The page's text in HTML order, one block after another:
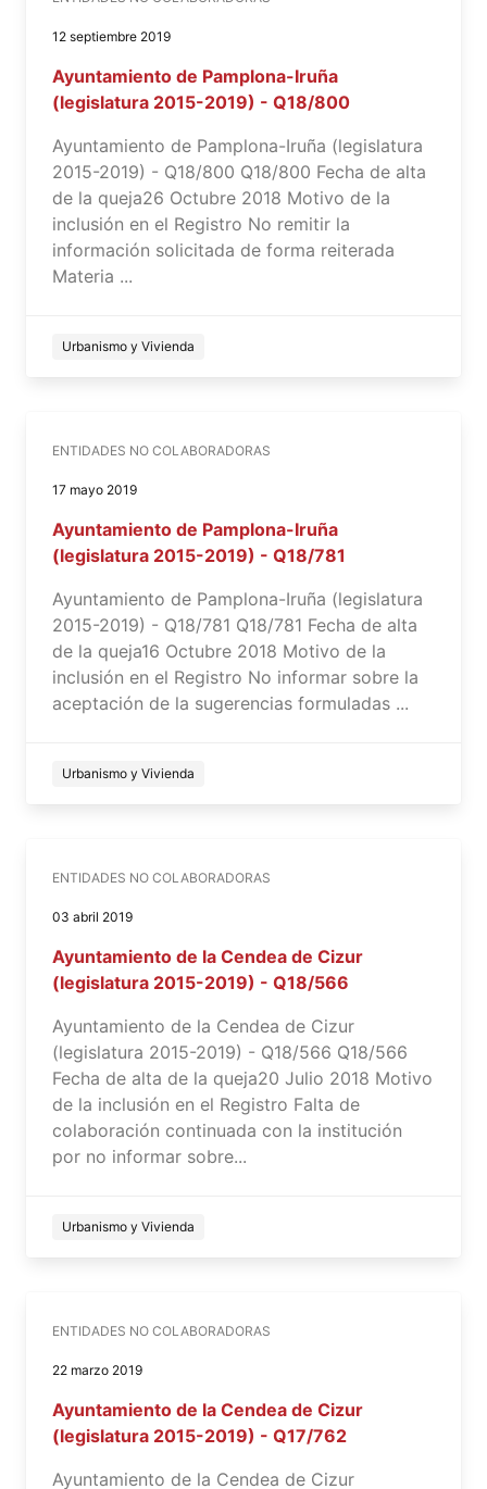
12 septiembre 2019
Ayuntamiento de Pamplona-Iruña
(legislatura 2015-2019) - Q18/800
Ayuntamiento de Pamplona-Iruña (legislatura
2015-2019) - Q18/800 Q18/800 Fecha de alta
de la queja26 Octubre 2018 Motivo de la
inclusión en el Registro No remitir la
información solicitada de forma reiterada
Materia ...
Urbanismo y Vivienda
ENTIDADES NO COLABORADORAS
17 mayo 2019
Ayuntamiento de Pamplona-Iruña
(legislatura 2015-2019) - Q18/781
Ayuntamiento de Pamplona-Iruña (legislatura
2015-2019) - Q18/781 Q18/781 Fecha de alta
de la queja16 Octubre 2018 Motivo de la
inclusión en el Registro No informar sobre la
aceptación de la sugerencias formuladas ...
Urbanismo y Vivienda
ENTIDADES NO COLABORADORAS
03 abril 2019
Ayuntamiento de la Cendea de Cizur
(legislatura 2015-2019) - Q18/566
Ayuntamiento de la Cendea de Cizur
(legislatura 2015-2019) - Q18/566 Q18/566
Fecha de alta de la queja20 Julio 2018 Motivo
de la inclusión en el Registro Falta de
colaboración continuada con la institución
por no informar sobre...
Urbanismo y Vivienda
ENTIDADES NO COLABORADORAS
22 marzo 2019
Ayuntamiento de la Cendea de Cizur
(legislatura 2015-2019) - Q17/762
Ayuntamiento de la Cendea de Cizur